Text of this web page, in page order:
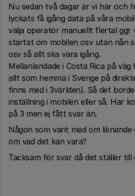
Nu sedan två dagar är vi här och
lyckats få igång data på våra
välja operatör manuellt flertal ggr
startat om mobilen osv utan nån
osv så allt ska vara igång.
Mellanlandade i Costa Rica på
allt som hemma i Sverige på
finns med i 3världen). Så det
inställning i mobilen eller så. Har
på 3 men ej fått svar än.
Någon som varit med om liknande
om vad det kan vara?
Tacksam för svar då det ställer till